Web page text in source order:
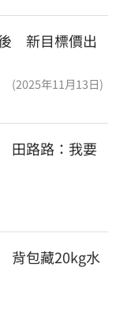
新目標價出
(2025年11月13日)
田路路：我要
背包藏20kg水